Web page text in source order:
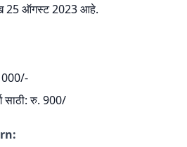
25 ऑगस्ट 2023 आहे.
साठी: रु. 900/